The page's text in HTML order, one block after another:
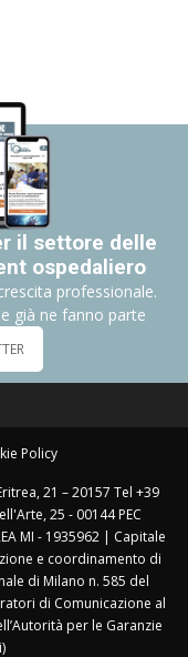
il settore delle
ospedaliero
professionale.
già ne fanno parte
Policy
21 – 20157 Tel +39
25 - 00144 PEC
MI - 1935962 | Capitale
e coordinamento di
di Milano n. 585 del
di Comunicazione al
per le Garanzie